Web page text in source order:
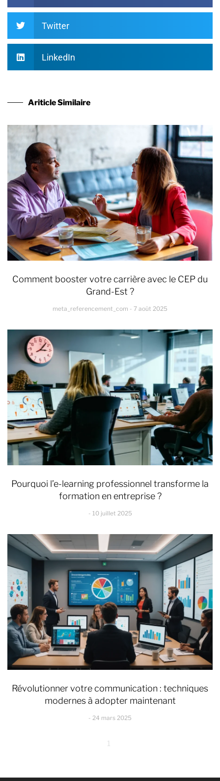
Twitter
LinkedIn
Ariticle Similaire
Comment booster votre carrière avec le CEP du
Grand-Est ?
meta_referencement_com 7 août 2025
Pourquoi l’e-learning professionnel transforme la
formation en entreprise ?
10 juillet 2025
Révolutionner votre communication : techniques
modernes à adopter maintenant
24 mars 2025
1